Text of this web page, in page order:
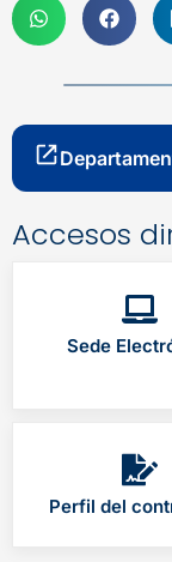
Accesos
Sede
Perfil del